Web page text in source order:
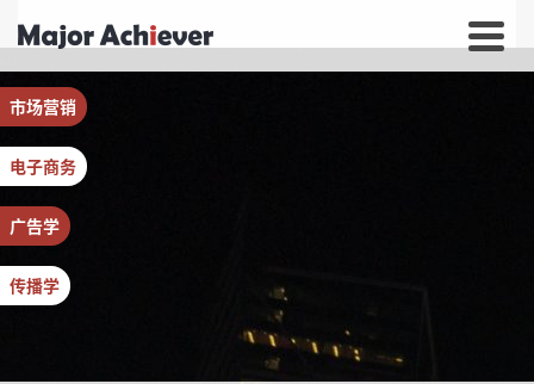
市场营销
电子商务
广告学
传播学